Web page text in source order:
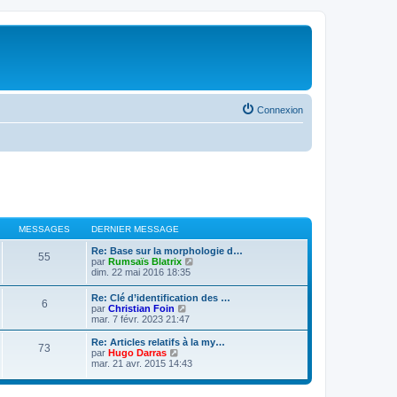
Connexion
MESSAGES DERNIER MESSAGE
55
Re: Base sur la morphologie d…
par Rumsaïs Blatrix
l
e
r
e
r
dim. 22 mai 2016 18:35
6
Re: Clé d’identification des …
par Christian Foin
o
i
r
e
e
mar. 7 févr. 2023 21:47
73
Re: Articles relatifs à la my…
par Hugo Darras
o
r
mar. 21 avr. 2015 14:43